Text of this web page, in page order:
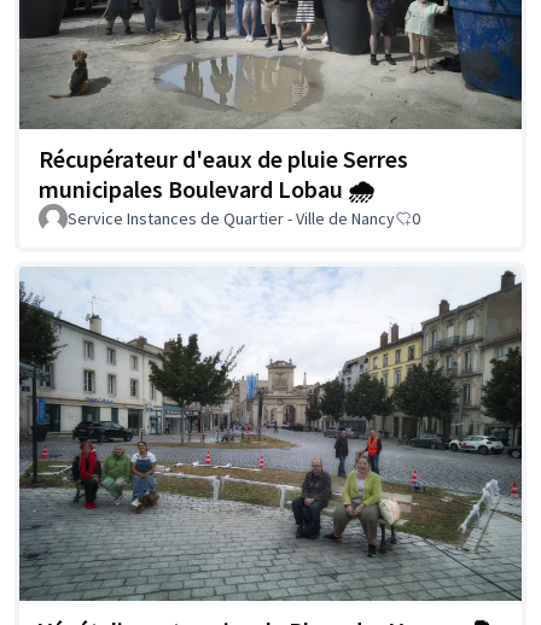
Récupérateur d'eaux de pluie Serres
municipales Boulevard Lobau 🌧️
Service Instances de Quartier - Ville de Nancy 0